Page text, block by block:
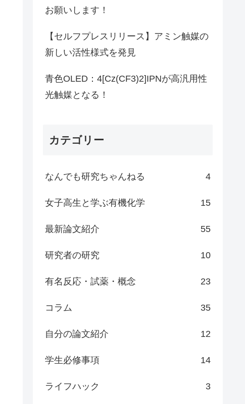
お願いします！
【セルフプレスリリース】アミン触媒の
新しい活性様式を発見
青色OLED：4[Cz(CF3)2]IPNが高汎用性
光触媒となる！
カテゴリー
なんでも研究ちゃんねる 4
女子高生と学ぶ有機化学 15
最新論文紹介 55
研究者の研究 10
有名反応・試薬・概念 23
コラム 35
自分の論文紹介 12
学生必修事項 14
ライフハック 3